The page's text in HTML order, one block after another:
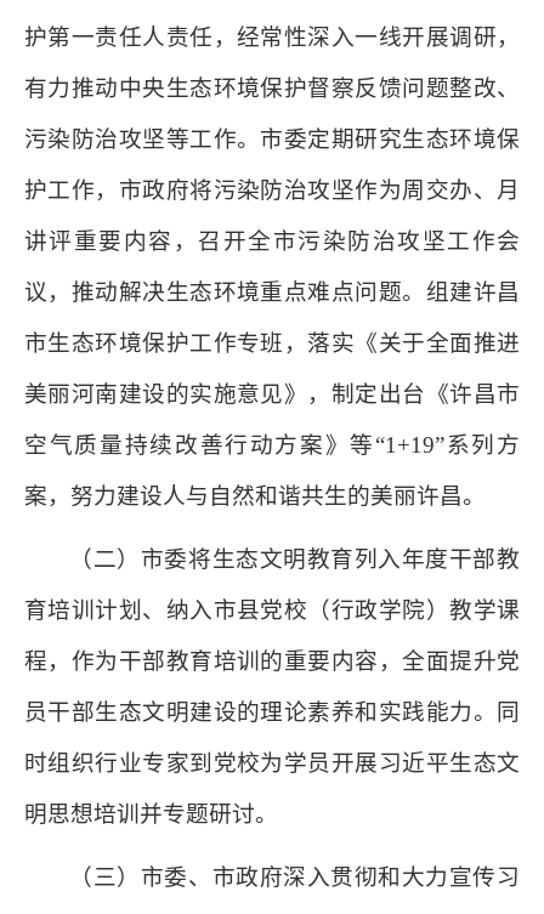
护第一责任人责任，经常性深入一线开展调研，
有力推动中央生态环境保护督察反馈问题整改、
污染防治攻坚等工作。市委定期研究生态环境保
护工作，市政府将污染防治攻坚作为周交办、月
讲评重要内容，召开全市污染防治攻坚工作会
议，推动解决生态环境重点难点问题。组建许昌
市生态环境保护工作专班，落实《关于全面推进
美丽河南建设的实施意见》，制定出台《许昌市
空气质量持续改善行动方案》等“1+19”系列方
案，努力建设人与自然和谐共生的美丽许昌。
（二）市委将生态文明教育列入年度干部教
育培训计划、纳入市县党校（行政学院）教学课
程，作为干部教育培训的重要内容，全面提升党
员干部生态文明建设的理论素养和实践能力。同
时组织行业专家到党校为学员开展习近平生态文
明思想培训并专题研讨。
（三）市委、市政府深入贯彻和大力宣传习